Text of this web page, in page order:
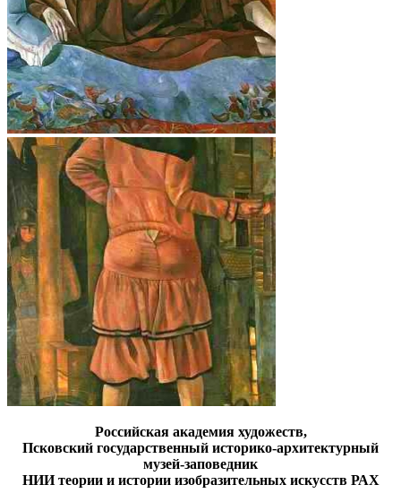
Российская академия художеств,
Псковский государственный историко-архитектурный
музей-заповедник
НИИ теории и истории изобразительных искусств РАХ